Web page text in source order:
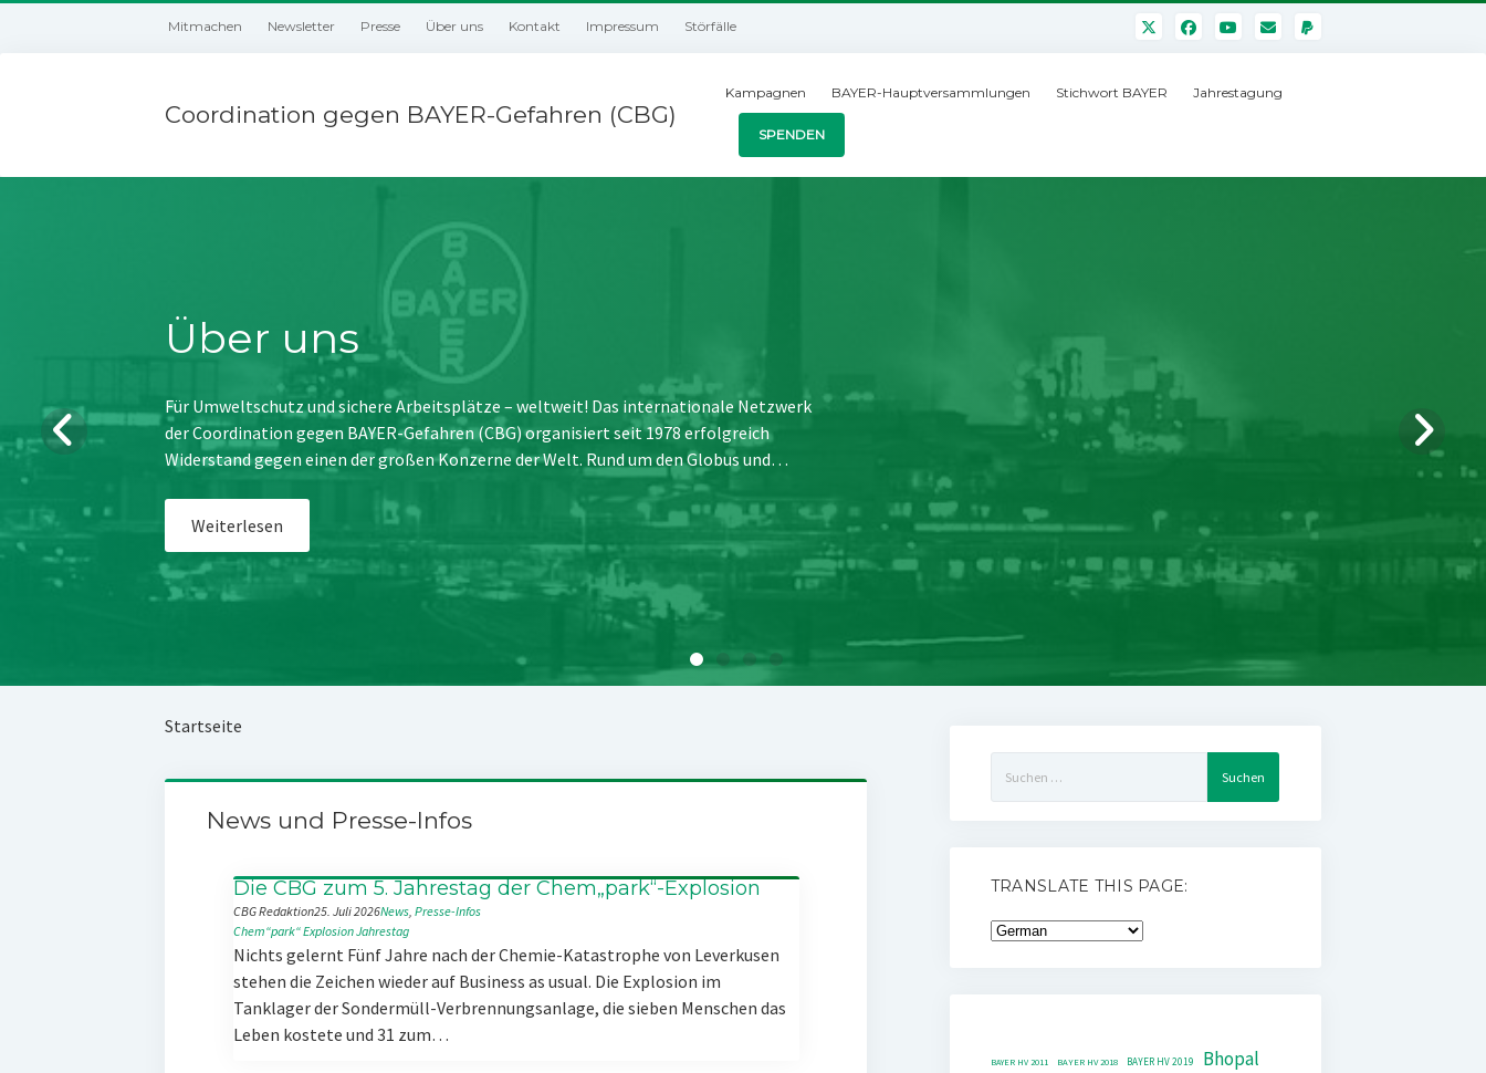
Mitmachen Newsletter Presse Über uns Kontakt Impressum Störfälle
Coordination gegen BAYER-Gefahren (CBG)
Kampagnen BAYER-Hauptversammlungen Stichwort BAYER Jahrestagung
SPENDEN
Über uns
Für Umweltschutz und sichere Arbeitsplätze – weltweit! Das internationale Netzwerk
der Coordination gegen BAYER-Gefahren (CBG) organisiert seit 1978 erfolgreich
Widerstand gegen einen der großen Konzerne der Welt. Rund um den Globus und…
Weiterlesen
Startseite
News und Presse-Infos
Die CBG zum 5. Jahrestag der Chem„park“-Explosion
CBG Redaktion25. Juli 2026News, Presse-Infos
Chem“park“ExplosionJahrestag
Nichts gelernt Fünf Jahre nach der Chemie-Katastrophe von Leverkusen
stehen die Zeichen wieder auf Business as usual. Die Explosion im
Tanklager der Sondermüll-Verbrennungsanlage, die sieben Menschen das
Leben kostete und 31 zum…
nach:
TRANSLATE THIS PAGE:
BAYER HV 2011 BAYER HV 2018 BAYER HV 2019 Bhopal